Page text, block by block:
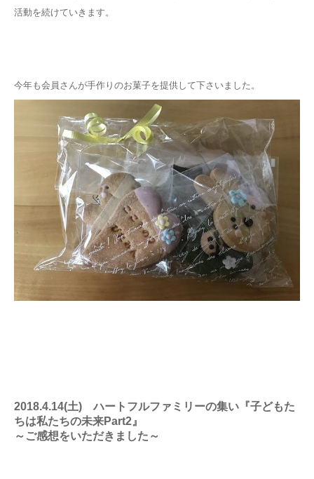
活動を続けていきます。
今年も会員さんが手作りのお菓子を提供して下さいました。
2018.4.14(土) ハートフルファミリーの集い『子どもた
ちは私たちの未来Part2』
～ご感想をいただきました～